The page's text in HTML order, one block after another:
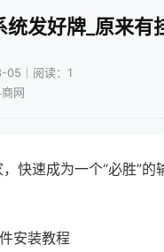
发好牌_原来有
05｜阅读：1
网
快速成为一个“必胜”的
安装教程